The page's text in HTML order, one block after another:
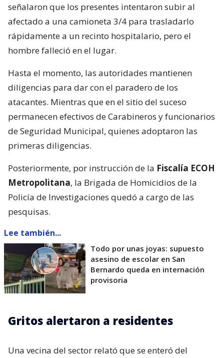
señalaron que los presentes intentaron subir al
afectado a una camioneta 3/4 para trasladarlo
rápidamente a un recinto hospitalario, pero el
hombre falleció en el lugar.
Hasta el momento, las autoridades mantienen
diligencias para dar con el paradero de los
atacantes. Mientras que en el sitio del suceso
permanecen efectivos de Carabineros y funcionarios
de Seguridad Municipal, quienes adoptaron las
primeras diligencias.
Posteriormente, por instrucción de la Fiscalía ECOH
Metropolitana, la Brigada de Homicidios de la
Policía de Investigaciones quedó a cargo de las
pesquisas.
Lee también...
Todo por unas joyas: supuesto
asesino de escolar en San
Bernardo queda en internación
provisoria
Gritos alertaron a residentes
Una vecina del sector relató que se enteró del